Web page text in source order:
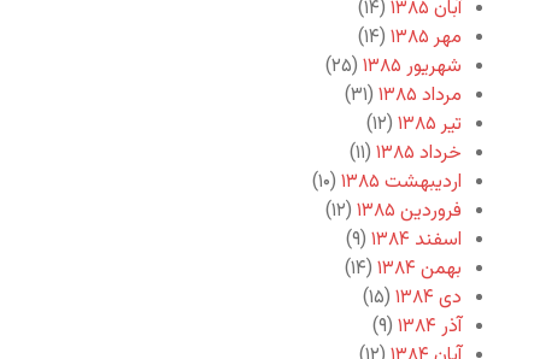
آبان ۱۳۸۵
(۱۴)
مهر ۱۳۸۵
(۱۴)
شهریور ۱۳۸۵
(۲۵)
مرداد ۱۳۸۵
(۳۱)
تیر ۱۳۸۵
(۱۲)
خرداد ۱۳۸۵
(۱۱)
اردیبهشت ۱۳۸۵
(۱۰)
فروردین ۱۳۸۵
(۱۲)
اسفند ۱۳۸۴
(۹)
بهمن ۱۳۸۴
(۱۴)
دی ۱۳۸۴
(۱۵)
آذر ۱۳۸۴
(۹)